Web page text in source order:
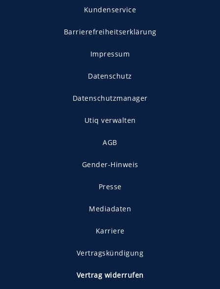
Kundenservice
Barrierefreiheitserklärung
Impressum
Datenschutz
Datenschutzmanager
Utiq verwalten
AGB
Gender-Hinweis
Presse
Mediadaten
Karriere
Vertragskündigung
Vertrag widerrufen